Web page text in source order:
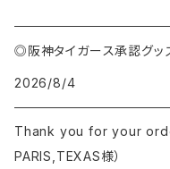
◎阪神タイガース承認グッズ
2026/8/4
Thank you for your
PARIS,TEXAS様）